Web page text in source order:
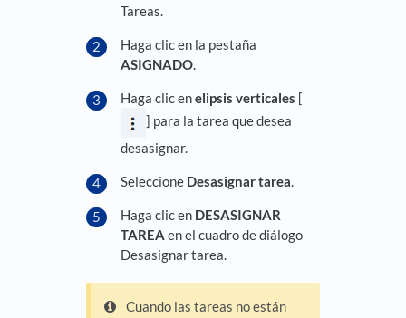
Tareas.
Haga clic en la pestaña
ASIGNADO.
Haga clic enelipsis verticales [
] para la tarea que desea
desasignar.
Seleccione Desasignar tarea.
Haga clic en DESASIGNAR
TAREA en el cuadro de diálogo
Desasignar tarea.
Cuando las tareas no están